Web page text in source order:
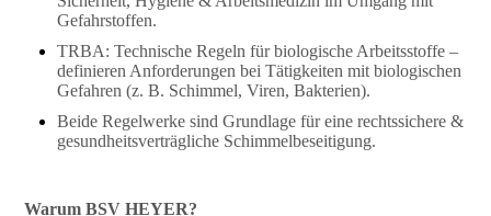
Gefahrstoffen.
TRBA: Technische Regeln für biologische Arbeitsstoffe –
definieren Anforderungen bei Tätigkeiten mit biologischen
Gefahren (z. B. Schimmel, Viren, Bakterien).
Beide Regelwerke sind Grundlage für eine rechtssichere &
gesundheitsverträgliche Schimmelbeseitigung.
Warum BSV HEYER?